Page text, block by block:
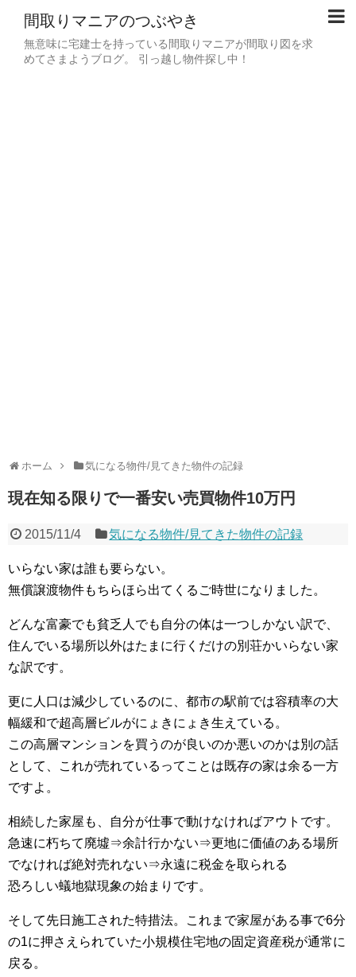
間取りマニアのつぶやき
無意味に宅建士を持っている間取りマニアが間取り図を求
めてさまようブログ。 引っ越し物件探し中！
ホーム 気になる物件/見てきた物件の記録
現在知る限りで一番安い売買物件10万円
2015/11/4 気になる物件/見てきた物件の記録
いらない家は誰も要らない。
無償譲渡物件もちらほら出てくるご時世になりました。
どんな富豪でも貧乏人でも自分の体は一つしかない訳で、
住んでいる場所以外はたまに行くだけの別荘かいらない家
な訳です。
更に人口は減少しているのに、都市の駅前では容積率の大
幅緩和で超高層ビルがにょきにょき生えている。
この高層マンションを買うのが良いのか悪いのかは別の話
として、これが売れているってことは既存の家は余る一方
ですよ。
相続した家屋も、自分が仕事で動けなければアウトです。
急速に朽ちて廃墟⇒余計行かない⇒更地に価値のある場所
でなければ絶対売れない⇒永遠に税金を取られる
恐ろしい蟻地獄現象の始まりです。
そして先日施工された特措法。これまで家屋がある事で6分
の1に押さえられていた小規模住宅地の固定資産税が通常に
戻る。